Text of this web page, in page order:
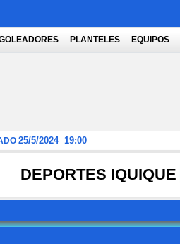
PLANTELES EQUIPOS
25/5/2024 19:00
DEPORTES IQUIQUE